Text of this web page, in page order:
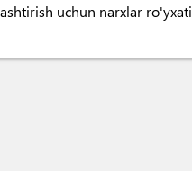
uchun narxlar ro'yxati